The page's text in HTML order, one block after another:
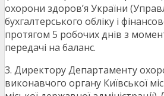
охорони здоров’я України
бухгалтерського обліку і
протягом 5 робочих днів з
передачі на баланс.
3. Директору Департаменту
виконавчого органу Київської